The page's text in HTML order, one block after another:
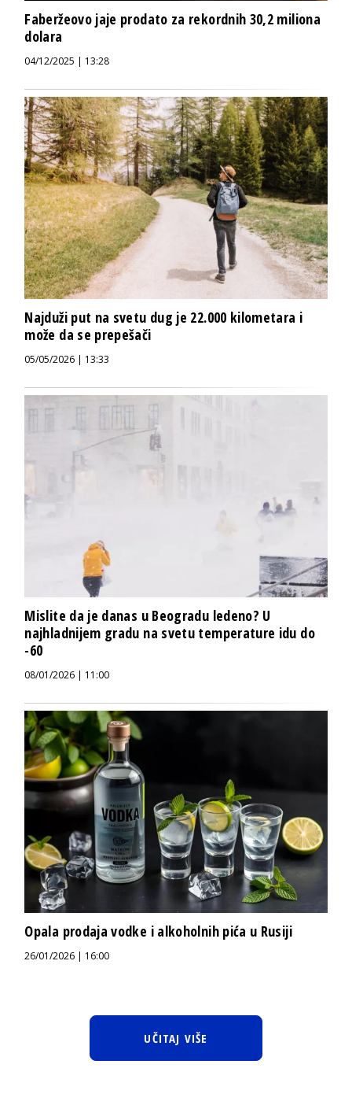
Faberžeovo jaje prodato za rekordnih 30,2 miliona
dolara
04/12/2025 | 13:28
Najduži put na svetu dug je 22.000 kilometara i
može da se prepešači
05/05/2026 | 13:33
Mislite da je danas u Beogradu ledeno? U
najhladnijem gradu na svetu temperature idu do
-60
08/01/2026 | 11:00
Opala prodaja vodke i alkoholnih pića u Rusiji
26/01/2026 | 16:00
UČITAJ VIŠE